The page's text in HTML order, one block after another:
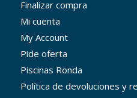
Finalizar compra
Mi cuenta
My Account
Pide oferta
Piscinas Ronda
Política de devoluciones y